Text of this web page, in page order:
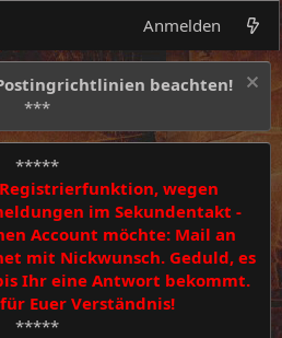
Anmelden
beachten!
***
*****
wegen
im Sekundentakt -
Account möchte: Mail an
mit Nickwunsch. Geduld, es
Ihr eine Antwort bekommt.
Euer Verständnis!
*****